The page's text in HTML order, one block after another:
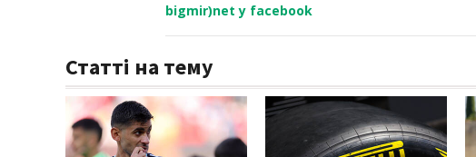
bigmir)net у facebook
Статті на тему